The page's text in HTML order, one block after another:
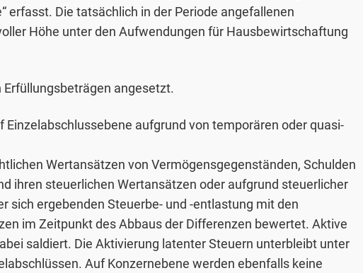
erfasst. Die tatsächlich in der Periode angefallenen
Höhe unter den Aufwendungen für Hausbewirtschaftung
angesetzt.
Einzelabschlussebene aufgrund von temporären oder quasi-
Wertansätzen von Vermögensgegenständen, Schulden
ihren steuerlichen Wertansätzen oder aufgrund steuerlicher
sich ergebenden Steuerbe- und -entlastung mit den
im Zeitpunkt des Abbaus der Differenzen bewertet. Aktive
saldiert. Die Aktivierung latenter Steuern unterbleibt unter
Auf Konzernebene werden ebenfalls keine